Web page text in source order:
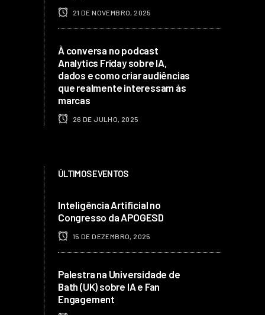
21 DE NOVEMBRO, 2025
À conversa no podcast
Analytics Friday sobre IA,
dados e como criar audiências
que realmente interessam às
marcas
26 DE JULHO, 2025
ÚLTIMOS EVENTOS
Inteligência Artificial no
Congresso da APOGESD
15 DE DEZEMBRO, 2025
Palestra na Universidade de
Bath (UK) sobre IA e Fan
Engagement